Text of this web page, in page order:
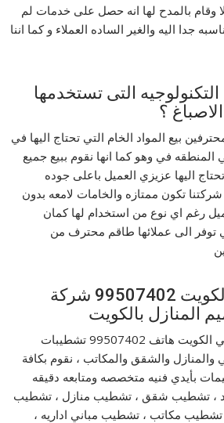
وقام بالمدح لها انه حصل على خدمات لم
جدا اليه والغير الساده العملاء و كما اننا
التى تستخدمها
؟
بيع المواد الخام التي تحتاج اليها في
المنطقه في وهو كما انها نقوم ببيع جميع
اليها عزيزي العميل باعلى جوده
تكون ممتازه والخامات لامعه بدون
رغم اي نوع من استخدام لها كمان
توفر الى عملائها طاقم محترف من
مقاول ترميمات الكويت 99507402 شركة
المنازل بالكويت
خدمات تشطيبات عامه في الكويت هاتف 99507402 تشطيبات
والمنازل والشقق والمكاتب ، نقوم بكافة
بأيدي فنيه متخصصه ومتابعه دقيقه
، تشطيب شقق ، تشطيب منازل ، تشطيب
مكاتب ، تشطيب مباني اداريه ،